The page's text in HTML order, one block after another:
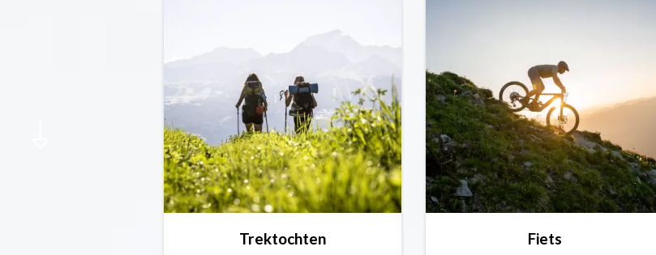
Trektochten Fiets